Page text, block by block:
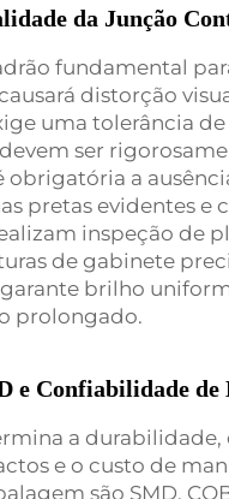
da Junção
fundamental
distorção
uma tolerância
ser
obrigatória a
pretas evidentes
inspeção de
de gabinete
brilho
prolongado.
e Confiabilidade de
a durabilidade,
e o custo de
são SMD,